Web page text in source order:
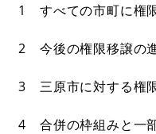
1 すべての市町に権
2 今後の権限移譲の
3 三原市に対する権
4 合併の枠組みと一